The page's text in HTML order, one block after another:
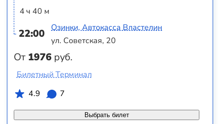
4 ч 40 м
22:00
От 1976 руб.
Озинки, Автокасса Властелин
ул. Советская, 20
Выбрать билет
Билетный Терминал
4.9
7